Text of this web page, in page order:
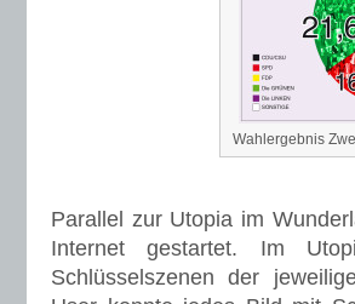
Wahlergebnis
Parallel zur Utopia im
Internet gestartet. Im
Schlüsselszenen der